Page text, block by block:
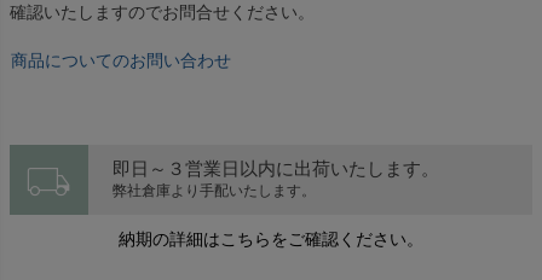
確認いたしますのでお問合せください。
商品についてのお問い合わせ
local_shipping 即日～３営業日以内に出荷いたします。
弊社倉庫より手配いたします。
納期の詳細はこちらをご確認ください。